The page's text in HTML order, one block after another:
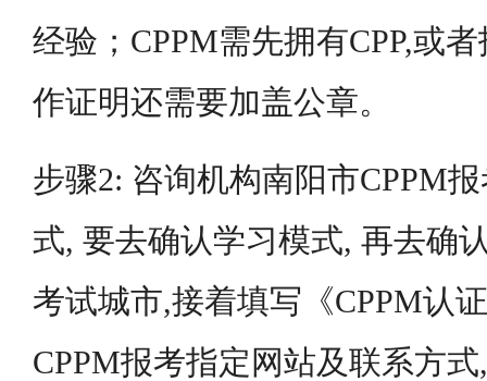
经验；CPPM需先拥有CPP,或
作证明还需要加盖公章。
步骤2: 咨询机构南阳市CPPM
式, 要去确认学习模式, 再去确
考试城市,接着填写《CPPM认
CPPM报考指定网站及联系方